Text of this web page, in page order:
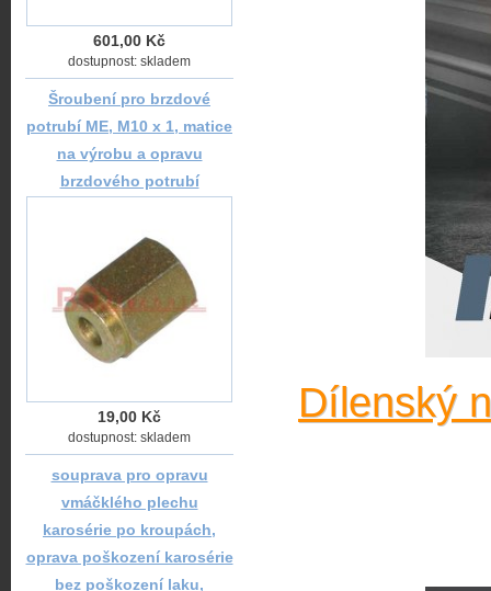
Dílenský
601,00 Kč
dostupnost: skladem
Šroubení pro brzdové
potrubí ME, M10 x 1, matice
na výrobu a opravu
brzdového potrubí
19,00 Kč
dostupnost: skladem
souprava pro opravu
vmáčklého plechu
karosérie po kroupách,
oprava poškození karosérie
bez poškození laku,